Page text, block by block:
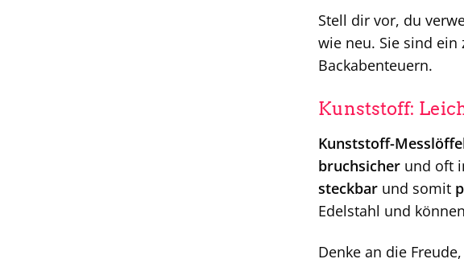
Stell dir vor, du
wie neu. Sie sind
Backabenteuern.
Kunststoff:
Kunststoff-
bruchsicherund oft
steckbarund somit
Edelstahl und
Denke an die